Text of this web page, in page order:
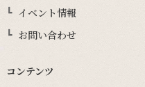
イベント情報
お問い合わせ
コンテンツ